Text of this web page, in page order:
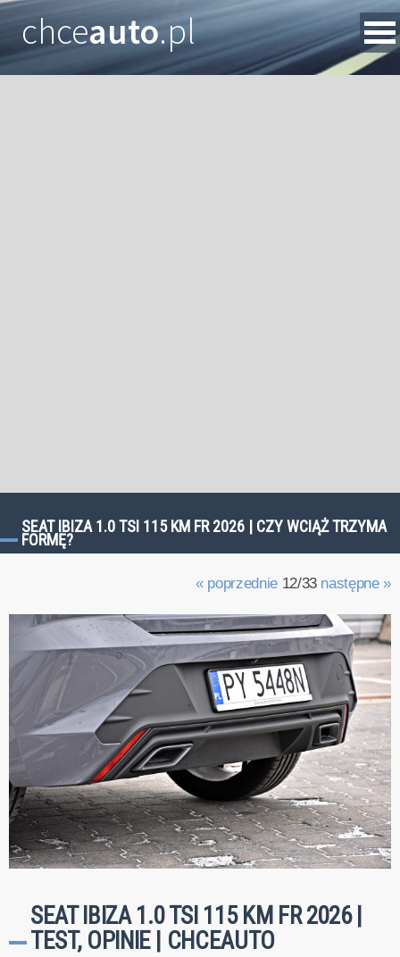
chceauto.pl
SEAT IBIZA 1.0 TSI 115 KM FR 2026 | CZY WCIĄŻ TRZYMA
FORMĘ?
« poprzednie12/33 następne »
SEAT IBIZA 1.0 TSI 115 KM FR 2026 |
TEST, OPINIE | CHCEAUTO